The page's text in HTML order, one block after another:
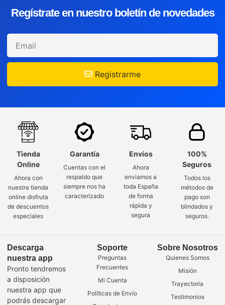
Regístrate en nuestro boletín de novedades
Registrarme
Tienda
Online
Ahora con
nuestra tienda
online disfruta
de descuentos
especiales
Garantía
Cuentas con el
respaldo que
siempre nos ha
caracterizado
Envíos
Ahora
enviamos a
toda España
de forma
rápida y
segura
100%
Seguros
Todos los
métodos de
pago son
blindados y
seguros.
Descarga
nuestra app
Pronto tendremos
a disposición
nuestra app que
podrás descargar
Soporte
Preguntas
Frecuentes
Mi Cuenta
Políticas de Envío
Sobre Nosotros
Quienes Somos
Misión
Trayectoria
Testimonios